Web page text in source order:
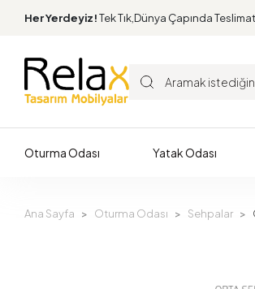
Her Yerdeyiz!Tek Tık,Dünya Çapında Teslimat.
Oturma Odası Yatak Odası
Ana Sayfa Oturma Odası Sehpalar